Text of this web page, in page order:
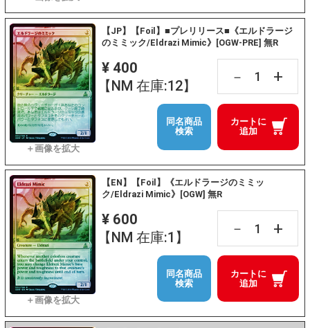
【JP】【Foil】■プレリリース■《エルドラージ
のミミック/Eldrazi Mimic》[OGW-PRE] 無R
¥ 400
【NM 在庫:12】
－ +
カートに
追加
同名商品
検索
【EN】【Foil】《エルドラージのミミッ
ク/Eldrazi Mimic》[OGW] 無R
¥ 600
【NM 在庫:1】
－ +
カートに
追加
同名商品
検索